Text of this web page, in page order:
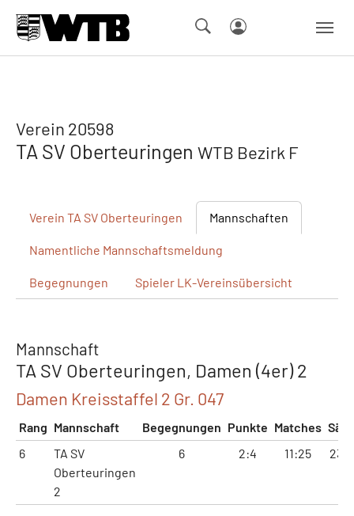
Verein 20598
TA SV Oberteuringen WTB Bezirk F
Verein TA SV Oberteuringen Mannschaften
Namentliche Mannschaftsmeldung
Begegnungen Spieler LK-Vereinsübersicht
Mannschaft
TA SV Oberteuringen, Damen (4er) 2
Damen Kreisstaffel 2 Gr. 047
Rang Mannschaft Begegnungen Punkte Matches
6
TA SV
Oberteuringen
2
6 2:4 11:25